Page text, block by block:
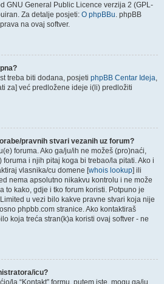
GNU General Public Licence verzija 2 (GPL-
Za detalje posjeti: O phpBBu. phpBB
na ovaj softver.
treba biti dodana, posjeti phpBB Centar Ideja,
za] već predložene ideje i(li) predložiti
pravnih stvari vezanih uz forum?
foruma. Ako ga/ju/ih ne možeš (pro)naći,
foruma i njih pitaj koga bi trebao/la pitati. Ako i
vlasnika/cu domene [whois lookup] ili
nema apsolutno nikakvu kontrolu i ne može
to kako, gdje i tko forum koristi. Potpuno je
u vezi bilo kakve pravne stvari koja nije
phpbb.com stranice. Ako kontaktiraš
koja treća stran(k)a koristi ovaj softver - ne
icu?
la “Kontakt” formu, putem iste, mogu ga/ju